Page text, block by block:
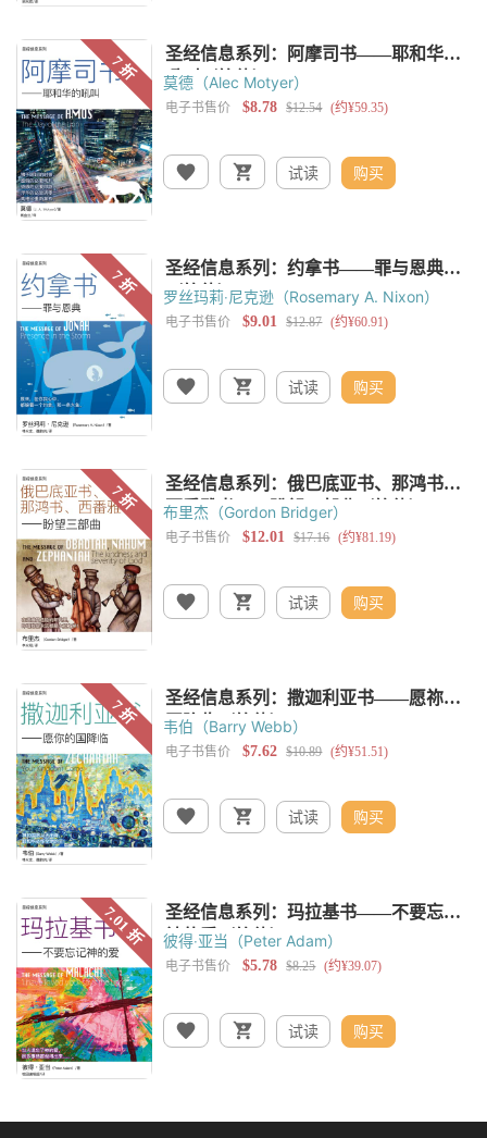
莫德（Alec Motyer）
试读 购买
罗丝玛莉‧尼克逊（Rosemary A. Nixon）
试读 购买
布里杰（Gordon Bridger）
试读 购买
韦伯（Barry Webb）
试读 购买
彼得‧亚当（Peter Adam）
试读 购买